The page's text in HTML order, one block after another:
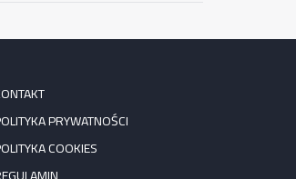
PRYWATNOŚCI
COOKIES